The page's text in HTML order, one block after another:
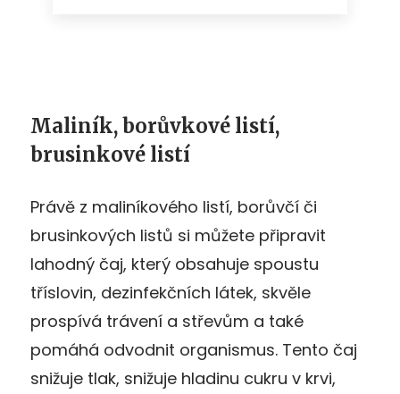
Maliník, borůvkové listí,
brusinkové listí
Právě z maliníkového listí, borůvčí či
brusinkových listů si můžete připravit
lahodný čaj, který obsahuje spoustu
tříslovin, dezinfekčních látek, skvěle
prospívá trávení a střevům a také
pomáhá odvodnit organismus. Tento čaj
snižuje tlak, snižuje hladinu cukru v krvi,